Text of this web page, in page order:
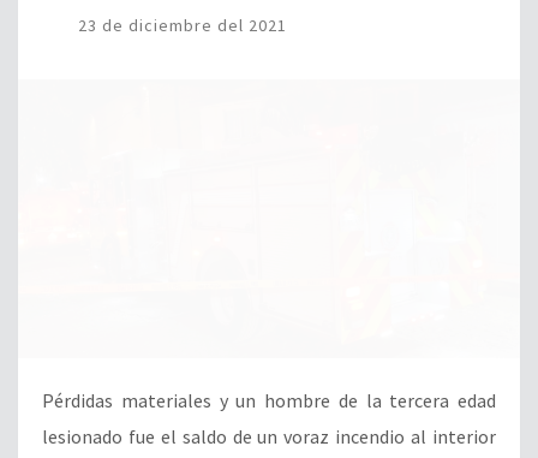
23 de diciembre del 2021
Pérdidas materiales y un hombre de la tercera edad
lesionado fue el saldo de un voraz incendio al interior